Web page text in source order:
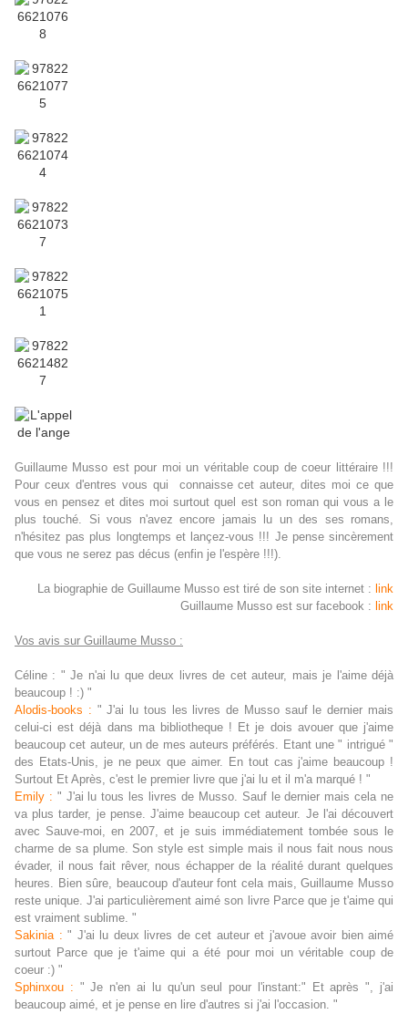
Guillaume Musso est pour moi un véritable coup de coeur littéraire !!!
Pour ceux d'entres vous qui connaisse cet auteur, dites moi ce que
vous en pensez et dites moi surtout quel est son roman qui vous a le
plus touché. Si vous n'avez encore jamais lu un des ses romans,
n'hésitez pas plus longtemps et lançez-vous !!! Je pense sincèrement
que vous ne serez pas décus (enfin je l'espère !!!).
La biographie de Guillaume Musso est tiré de son site internet : link
Guillaume Musso est sur facebook : link
Vos avis sur Guillaume Musso :
Céline : " Je n'ai lu que deux livres de cet auteur, mais je l'aime déjà
beaucoup ! :) "
Alodis-books : " J'ai lu tous les livres de Musso sauf le dernier mais
celui-ci est déjà dans ma bibliotheque ! Et je dois avouer que j'aime
beaucoup cet auteur, un de mes auteurs préférés. Etant une " intrigué "
des Etats-Unis, je ne peux que aimer. En tout cas j'aime beaucoup !
Surtout Et Après, c'est le premier livre que j'ai lu et il m'a marqué ! "
Emily : " J'ai lu tous les livres de Musso. Sauf le dernier mais cela ne
va plus tarder, je pense. J'aime beaucoup cet auteur. Je l'ai découvert
avec Sauve-moi, en 2007, et je suis immédiatement tombée sous le
charme de sa plume. Son style est simple mais il nous fait nous nous
évader, il nous fait rêver, nous échapper de la réalité durant quelques
heures. Bien sûre, beaucoup d'auteur font cela mais, Guillaume Musso
reste unique. J'ai particulièrement aimé son livre Parce que je t'aime qui
est vraiment sublime. "
Sakinia : " J'ai lu deux livres de cet auteur et j'avoue avoir bien aimé
surtout Parce que je t'aime qui a été pour moi un véritable coup de
coeur :) "
Sphinxou : " Je n'en ai lu qu'un seul pour l'instant:" Et après ", j'ai
beaucoup aimé, et je pense en lire d'autres si j'ai l'occasion. "